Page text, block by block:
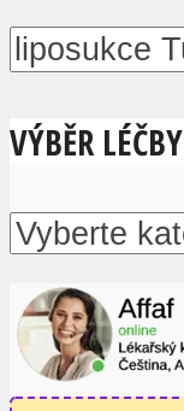
VÝBĚR LÉČBY